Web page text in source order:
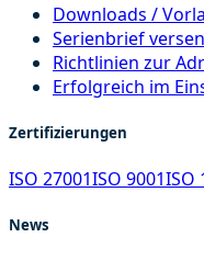
Downloads /
Serienbrief
Richtlinien zur
Erfolgreich im
Zertifizierungen
ISO 27001ISO 9001ISO
News